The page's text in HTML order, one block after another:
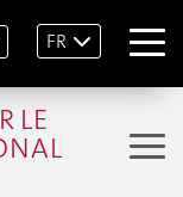
FR
LE